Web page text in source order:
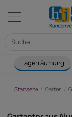
Lagerräumung
Startseite Garten